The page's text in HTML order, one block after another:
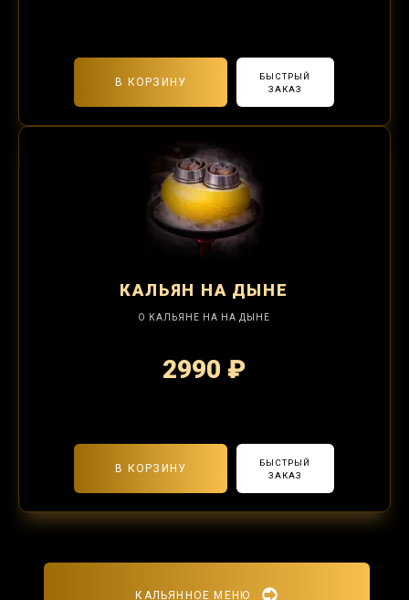
В КОРЗИНУ
БЫСТРЫЙ
ЗАКАЗ
КАЛЬЯН НА ДЫНЕ
О КАЛЬЯНЕ НА НА ДЫНЕ
2990 ₽
В КОРЗИНУ
БЫСТРЫЙ
ЗАКАЗ
КАЛЬЯННОЕ МЕНЮ